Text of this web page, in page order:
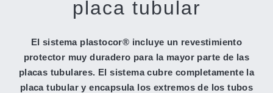
placa tubular
El sistema plastocor® incluye un revestimiento
protector muy duradero para la mayor parte de las
placas tubulares. El sistema cubre completamente la
placa tubular y encapsula los extremos de los tubos